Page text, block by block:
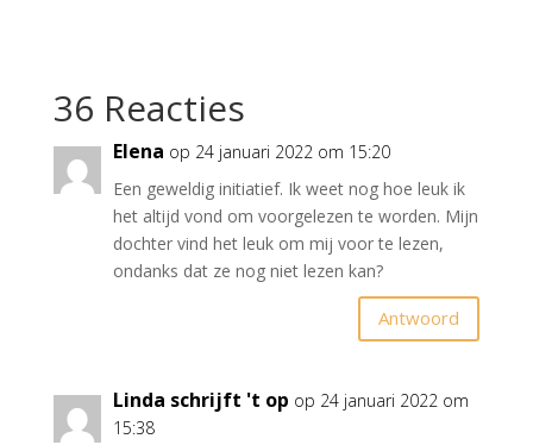
36 Reacties
Elena op 24 januari 2022 om 15:20
Een geweldig initiatief. Ik weet nog hoe leuk ik
het altijd vond om voorgelezen te worden. Mijn
dochter vind het leuk om mij voor te lezen,
ondanks dat ze nog niet lezen kan?
Antwoord
Linda schrijft 't op op 24 januari 2022 om
15:38